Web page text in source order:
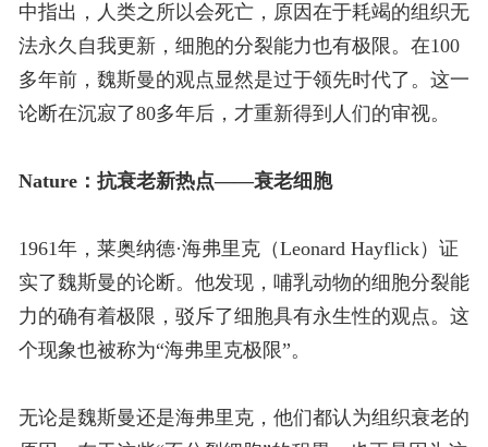
中指出，人类之所以会死亡，原因在于耗竭的组织无
法永久自我更新，细胞的分裂能力也有极限。在100
多年前，魏斯曼的观点显然是过于领先时代了。这一
论断在沉寂了80多年后，才重新得到人们的审视。
Nature：抗衰老新热点——衰老细胞
1961年，莱奥纳德·海弗里克（Leonard Hayflick）证
实了魏斯曼的论断。他发现，哺乳动物的细胞分裂能
力的确有着极限，驳斥了细胞具有永生性的观点。这
个现象也被称为“海弗里克极限”。
无论是魏斯曼还是海弗里克，他们都认为组织衰老的